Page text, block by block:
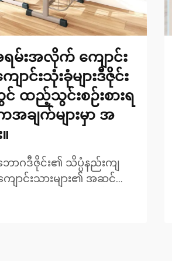
းအလိုက် ကျောင်း
ောင်းသုံးခုံများဒီဇိုင်း
ထည့်သွင်းစဉ်းစားရ
ချက်များမှာ အ
ောဂဒီဇိုင်း၏ သိပ္ပံနည်းကျ
ျောင်းသားများ၏ အဆင်ပြေ
ရန် ကျောင်းပရိဘောဂ